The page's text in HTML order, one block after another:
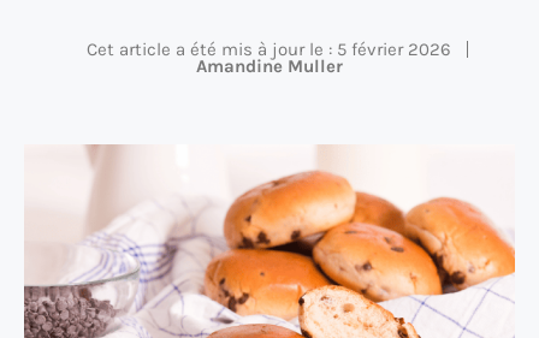
Cet article a été mis à jour le : 5 février 2026
Amandine Muller